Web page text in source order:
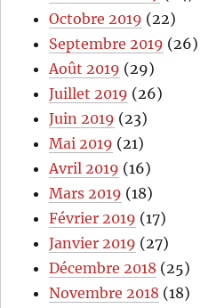
Octobre 2019 (22)
Septembre 2019 (26)
Août 2019 (29)
Juillet 2019 (26)
Juin 2019 (23)
Mai 2019 (21)
Avril 2019 (16)
Mars 2019 (18)
Février 2019 (17)
Janvier 2019 (27)
Décembre 2018 (25)
Novembre 2018 (18)